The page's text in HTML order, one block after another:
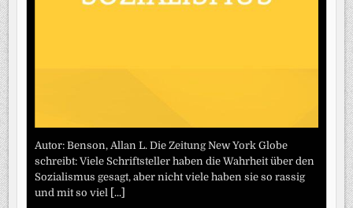
Autor: Benson, Allan L. Die Zeitung New York Globe
schreibt: Viele Schriftsteller haben die Wahrheit über den
Sozialismus gesagt, aber nicht viele haben sie so rassig
und mit so viel [...]